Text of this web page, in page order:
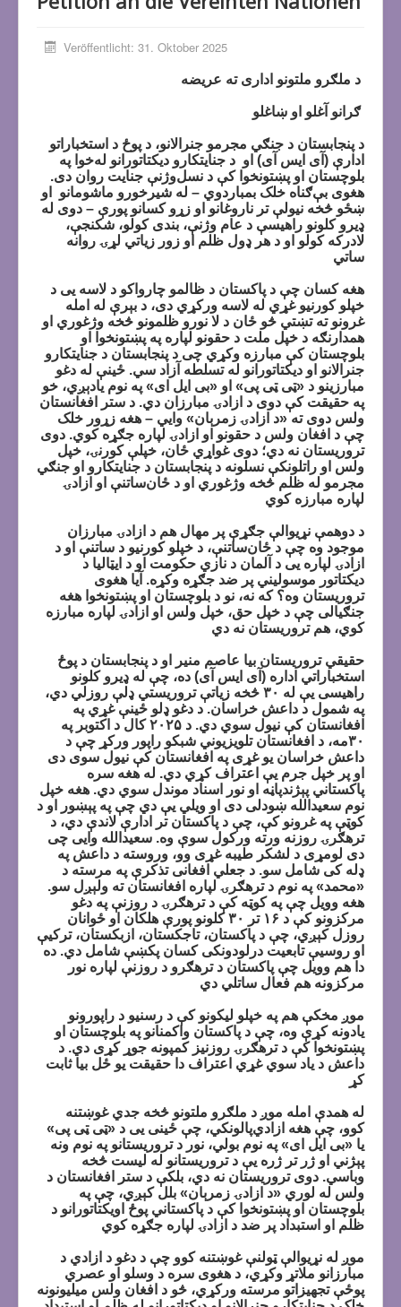
Veröffentlicht: 31. Oktober 2025
ګرانو آغلو او ښاغلو
د پنجابستان د جنګي مجرمو جنرالانو، د پوځ د استخباراتو
ادارې (آی ایس آی) او د جنايتکارو ديکتاتورانو له‌خوا په
بلوچستان او پښتونخوا کې د نسل‌وژنې جنایت روان دی.
هغوی بې‌ګناه خلک بمباردوي – له شيرخورو ماشومانو او
ښځو څخه نيولې تر ناروغانو او زړو کسانو پورې – دوی له
ډیرو کلونو راهيسې د عام وژنې، بندی کولو، شکنجې،
لادرکه کولو او د هر ډول ظلم او زور زياتي لړۍ روانه
ساتي
هغه کسان چې د پاکستان د ظالمو چارواکو د لاسه یی د
خپلو کورنيو غړي له لاسه ورکړي دی، د بېرې له امله
غرونو ته تښتي څو ځان د لا نورو ظلمونو څخه وژغوري او
همدارنګه د خپل ملت د حقونو لپاره په پښتونخوا او
بلوچستان کې مبارزه وکړي چی د پنجابستان د جنايتکارو
جنرالانو او ديکتاتورانو له تسلطه آزاد سي. ځينې له دغو
مبارزينو د «ټی ټی پی» او «بی ایل ای» په نوم یادېږي، خو
په حقيقت کې دوی د ازادۍ مبارزان دي. د ستر افغانستان
ولس دوی ته «د ازادۍ زمرېان» وايي – هغه زړور خلک
چې د افغان ولس د حقونو او ازادۍ لپاره جګړه کوي. دوی
تروريستان نه دي؛ دوی غواړي ځان، خپلې کورنۍ، خپل
ولس او راتلونکې نسلونه د پنجابستان د جنايتکارو او جنګي
مجرمو له ظلم څخه وژغوري او د ځان‌ساتنې او ازادۍ
لپاره مبارزه کوي
د دوهمې نړيوالې جګړې پر مهال هم د ازادۍ مبارزان
موجود وه چې د ځان‌ساتنې، د خپلو کورنيو د ساتنې او د
ازادۍ لپاره یی د آلمان د نازي حکومت او د ايټاليا د
ديکتاتور موسوليني پر ضد جګړه وکړه. آيا هغوی
تروريستان وه؟ که نه، نو د بلوچستان او پښتونخوا هغه
جنګیالی چې د خپل حق، خپل ولس او ازادۍ لپاره مبارزه
کوي، هم تروريستان نه دي
حقيقي تروريستان بيا عاصم منير او د پنجابستان د پوځ
استخباراتي اداره (آی ایس آی) ده، چې له ډیرو کلونو
راهیسی يې له ۳۰ څخه زياتې تروريستي ډلې روزلي دي،
په شمول د داعش خراسان. د دغو ډلو ځينې غړي په
افغانستان کې نيول سوي دي. د ۲۰۲۵ کال د اکتوبر په
۳۰مه، د افغانستان تلويزيوني شبکو راپور ورکړ چې د
داعش خراسان يو غړی په افغانستان کې نيول سوی دی
او پر خپل جرم يې اعتراف کړي دي. له هغه سره
پاکستاني پېژندپاڼه او نور اسناد موندل سوي دي. هغه خپل
نوم سعيدالله ښودلی دی او ويلي يې دي چې په پېښور او د
کوټې په غرونو کې، چې د پاکستان تر ادارې لاندې دي، د
ترهګرۍ روزنه ورته ورکول سوې وه. سعيدالله وایی چی
دی لومړی د لشکر طيبه غړی وو، وروسته د داعش په
ډله کی شامل سو. د جعلي افغانی تذکرې په مرسته د
«محمد» په نوم د ترهګرۍ لپاره افغانستان ته ولېږل سو.
هغه وويل چې په کوټه کې د ترهګرۍ د روزنې په دغو
مرکزونو کې د ۱۶ تر ۳۰ کلونو پورې هلکان او ځوانان
روزل کېږي، چې د پاکستان، تاجکستان، ازبکستان، ترکيې
او روسيې تابعیت درلودونکی کسان پکښې شامل دي. ده
دا هم وويل چې پاکستان د ترهګرو د روزنې لپاره نور
مرکزونه هم فعال ساتلي دي
موږ مخکې هم په خپلو ليکونو کې د رسنيو د راپورونو
يادونه کړې وه، چې د پاکستان واکمنانو په بلوچستان او
پښتونخوا کې د ترهګرۍ روزنيز کمپونه جوړ کړی دي. د
داعش د ياد سوي غړي اعتراف دا حقيقت يو ځل بيا ثابت
کړ
له همدې امله موږ د ملګرو ملتونو څخه جدي غوښتنه
کوو، چې هغه ازادي‌پالونکي، چې ځینی یی د «ټی ټی پی»
یا «بی ایل ای» په نوم بولي، نور د تروريستانو په نوم ونه
پېژني او ژر تر ژره يې د تروريستانو له ليست څخه
وباسي. دوی تروريستان نه دي، بلکې د ستر افغانستان د
ولس له لوري «د ازادۍ زمرېان» بلل کېږي، چې په
بلوچستان او پښتونخوا کې د پاکستاني پوځ اویکتاتورانو د
ظلم او استبداد پر ضد د ازادۍ لپاره جګړه کوي
موږ له نړيوالې ټولنې غوښتنه کوو چې د دغو د ازادي‌ د
مبارزانو ملاتړ وکړي، د هغوی سره د وسلو او عصري
پوځې تجهيزاتو مرسته ورکړي، څو د افغان ولس ميليونونه